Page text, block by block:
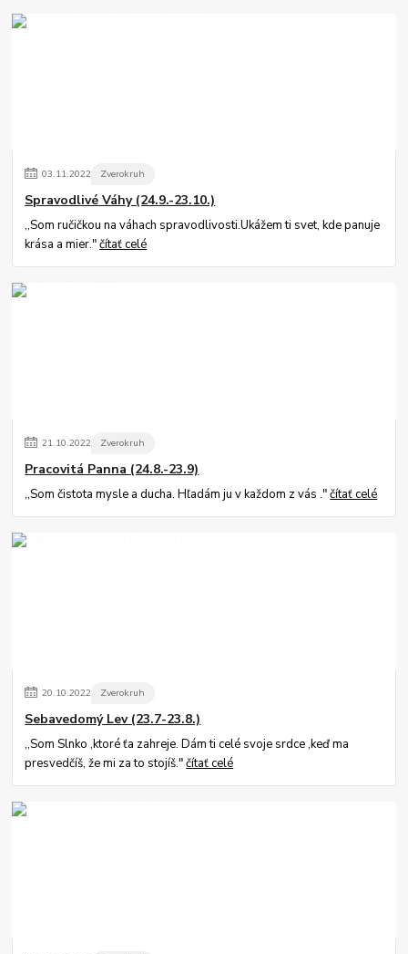
03.11.2022 Zverokruh
Spravodlivé Váhy (24.9.-23.10.)
,,Som ručičkou na váhach spravodlivosti.Ukážem ti svet, kde panuje
krása a mier."čítať celé
21.10.2022 Zverokruh
Pracovitá Panna (24.8.-23.9)
,,Som čistota mysle a ducha. Hľadám ju v každom z vás ."čítať celé
20.10.2022 Zverokruh
Sebavedomý Lev (23.7-23.8.)
,,Som Slnko ,ktoré ťa zahreje. Dám ti celé svoje srdce ,keď ma
presvedčíš, že mi za to stojíš."čítať celé